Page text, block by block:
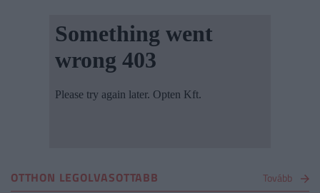
OTTHON LEGOLVASOTTABB Tovább